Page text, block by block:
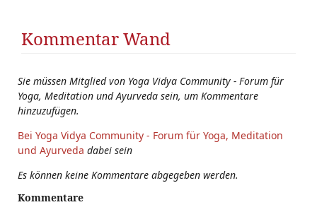
Kommentar Wand
Sie müssen Mitglied von Yoga Vidya Community - Forum für
Yoga, Meditation und Ayurveda sein, um Kommentare
hinzuzufügen.
Bei Yoga Vidya Community - Forum für Yoga, Meditation
und Ayurveda dabei sein
Es können keine Kommentare abgegeben werden.
Kommentare